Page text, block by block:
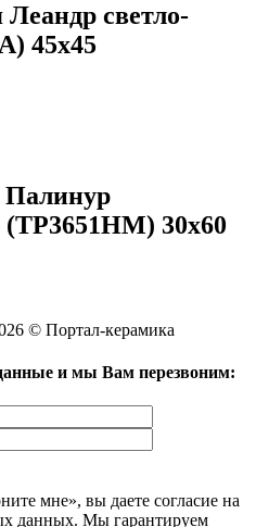
светло-
45х45
Палинур
30х60
© Портал-керамика
и мы Вам перезвоним:
мне», вы даете согласие на
данных. Мы гарантируем